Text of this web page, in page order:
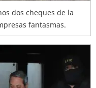
dos cheques de la
fantasmas.